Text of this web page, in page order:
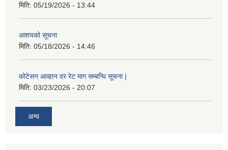
मिति: 05/19/2026 - 13:44
आशयको सूचना
मिति: 05/18/2026 - 14:46
कोटेसन आव्हान दर रेट माग सम्बन्धि सूचना |
मिति: 03/23/2026 - 20:07
अन्य